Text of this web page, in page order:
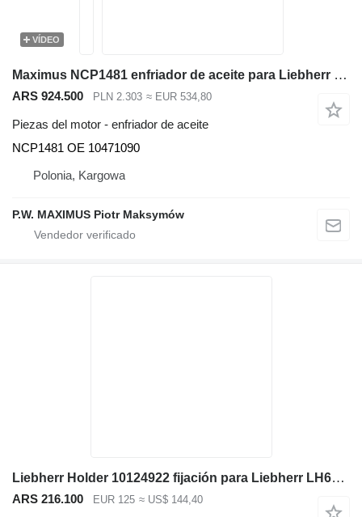
VÍDEO
Maximus NCP1481 enfriador de aceite para Liebherr L566 , L576 , L580 cargadora de ruedas
ARS 924.500 PLN 2.303 ≈ EUR 534,80
Piezas del motor - enfriador de aceite
NCP1481 OE 10471090
Polonia, Kargowa
P.W. MAXIMUS Piotr Maksymów
Liebherr Holder 10124922 fijación para Liebherr LH60 C/LH60 CHR/LH60 M/LH60 MHR/LH60 MT/LH80 C/LH80 M/LH80 MHR/L566/L576/L580/R946/R950/R956/R960/R976/D936 excavadora
ARS 216.100 EUR 125 ≈ US$ 144,40